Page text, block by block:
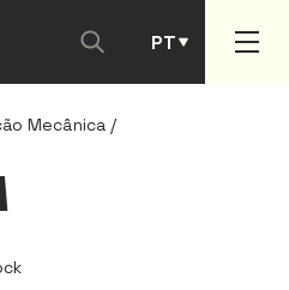
PT
ES
Mecânica /